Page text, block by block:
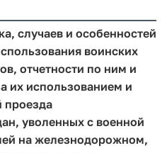
случаев и особенностей
воинских
отчетности по ним и
их использованием и
проезда
уволенных с военной
на железнодорожном,